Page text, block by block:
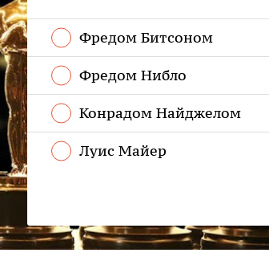
Фредом Битсоном
Фредом Нибло
Конрадом Найджелом
Луис Майер